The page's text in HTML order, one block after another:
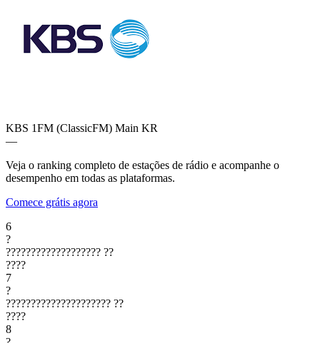
KBS 1FM (ClassicFM) Main KR
—
Veja o ranking completo de estações de rádio e acompanhe o
desempenho em todas as plataformas.
Comece grátis agora
6
?
??????????????????? ??
????
7
?
????????????????????? ??
????
8